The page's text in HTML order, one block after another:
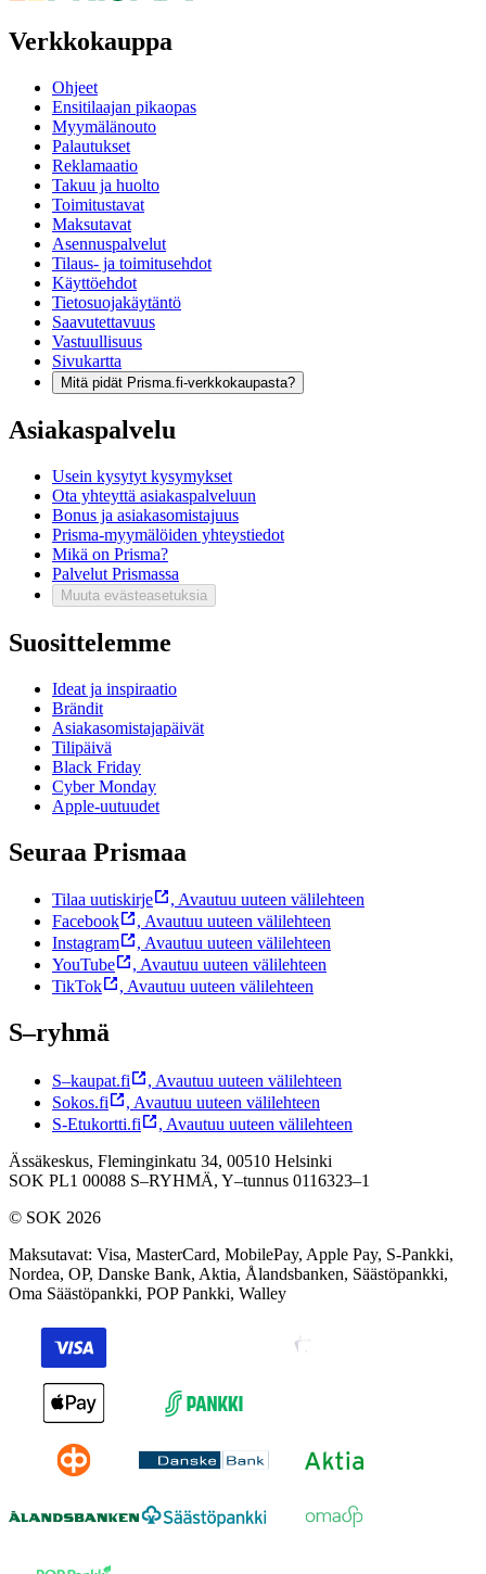
Verkkokauppa
Ohjeet
Ensitilaajan pikaopas
Myymälänouto
Palautukset
Reklamaatio
Takuu ja huolto
Toimitustavat
Maksutavat
Asennuspalvelut
Tilaus- ja toimitusehdot
Käyttöehdot
Tietosuojakäytäntö
Saavutettavuus
Vastuullisuus
Sivukartta
Mitä pidät Prisma.fi-verkkokaupasta?
Asiakaspalvelu
Usein kysytyt kysymykset
Ota yhteyttä asiakaspalveluun
Bonus ja asiakasomistajuus
Prisma-myymälöiden yhteystiedot
Mikä on Prisma?
Palvelut Prismassa
Muuta evästeasetuksia
Suosittelemme
Ideat ja inspiraatio
Brändit
Asiakasomistajapäivät
Tilipäivä
Black Friday
Cyber Monday
Apple-uutuudet
Seuraa Prismaa
Tilaa uutiskirje , Avautuu uuteen välilehteen
Facebook
, Avautuu uuteen välilehteen
Instagram
, Avautuu uuteen välilehteen
YouTube
, Avautuu uuteen välilehteen
TikTok
, Avautuu uuteen välilehteen
S–ryhmä
S–kaupat.fi , Avautuu uuteen välilehteen
Sokos.fi
, Avautuu uuteen välilehteen
S-Etukortti.fi
, Avautuu uuteen välilehteen
Ässäkeskus, Fleminginkatu 34, 00510 Helsinki
SOK PL1 00088 S–RYHMÄ, Y–tunnus 0116323–1
© SOK 2026
Maksutavat: Visa, MasterCard, MobilePay, Apple Pay, S-Pankki,
Nordea, OP, Danske Bank, Aktia, Ålandsbanken, Säästöpankki,
Oma Säästöpankki, POP Pankki, Walley